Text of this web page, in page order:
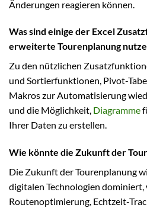
Änderungen reagieren können.
Was sind einige der Excel
erweiterte Tourenplanung
Zu den nützlichen
und Sortierfunktionen, Pivot-
Makros zur Automatisierung
und die Möglichkeit, Diagramme
Ihrer Daten zu erstellen.
Wie könnte die Zukunft der
Die Zukunft der Tourenplanung
digitalen Technologien
Routenoptimierung, Echtzeit-